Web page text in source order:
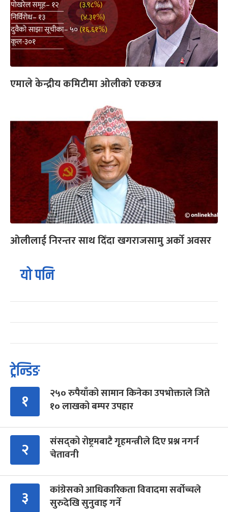
एमाले केन्द्रीय कमिटीमा ओलीको एकछत्र
ओलीलाई निरन्तर साथ दिँदा खगराजसामु अर्को अवसर
यो पनि
ट्रेन्डिङ
१
२५० रुपैयाँको सामान किनेका उपभोक्ताले जिते
१० लाखको बम्पर उपहार
२
संसद्को रोष्ट्रमबाटै गृहमन्त्रीले दिए प्रश्न नगर्न
चेतावनी
३
कांग्रेसको आधिकारिकता विवादमा सर्वोच्चले
सुरुदेखि सुनुवाइ गर्ने